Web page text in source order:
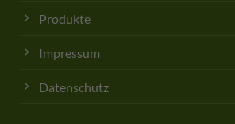
Produkte
Impressum
Datenschutz